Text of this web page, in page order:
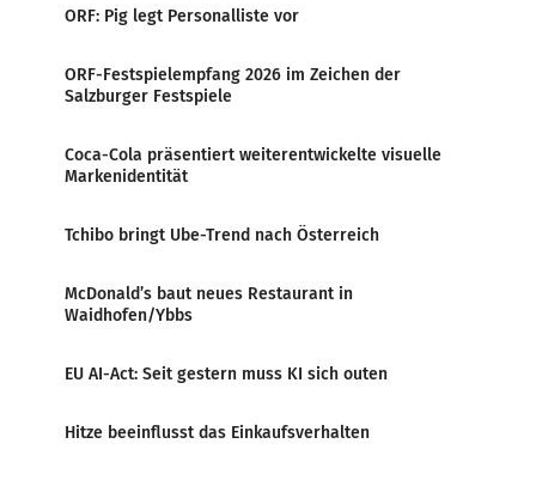
ORF: Pig legt Personalliste vor
ORF-Festspielempfang 2026 im Zeichen der
Salzburger Festspiele
Coca-Cola präsentiert weiterentwickelte visuelle
Markenidentität
Tchibo bringt Ube-Trend nach Österreich
McDonald’s baut neues Restaurant in
Waidhofen/Ybbs
EU AI-Act: Seit gestern muss KI sich outen
Hitze beeinflusst das Einkaufsverhalten